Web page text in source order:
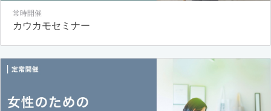
常時開催
カウカモセミナー